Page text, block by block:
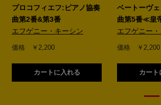
プロコフィエフ:ピアノ協奏
曲第2番&第3番
エフゲニー・キーシン
価格 ￥2,200
カートに入れる
ベートーヴ
曲第5番≪皇
エフゲニー
価格 ￥2,200
カート